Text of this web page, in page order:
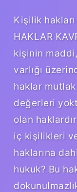
Kişilik
HAKLAR
kişinin
varlığı
haklar
değerleri
olan
iç kişilikleri
haklarına
hukuk? Bu